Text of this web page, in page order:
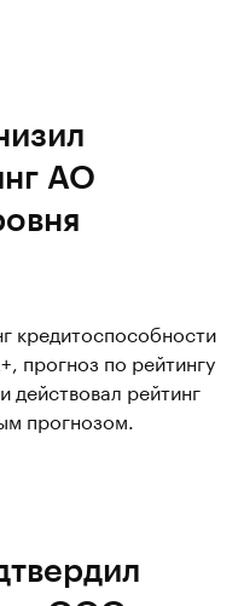
АО
кредитоспособности
прогноз по рейтингу
действовал рейтинг
прогнозом.